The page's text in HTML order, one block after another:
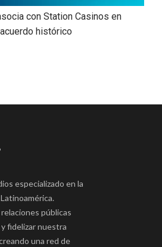
con Station Casinos en
histórico
especializado en la
públicas
fidelizar nuestra
una red de